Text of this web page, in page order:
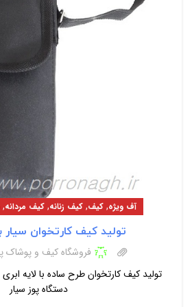
آف ویژه, کیف, کیف زنانه, کیف مردانه,
تولید کیف کارتخوان سیار
فروشگاه کیف و پوشاک
تولید کیف کارتخوان طرح ساده با لایه
دستگاه پوز سیار